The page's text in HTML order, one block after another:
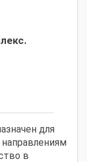
для
в